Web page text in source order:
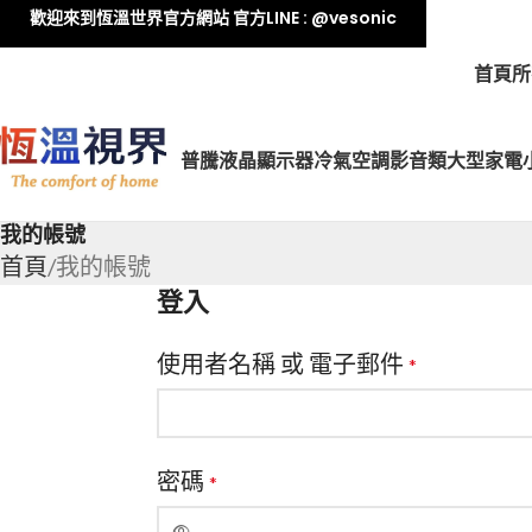
首頁
普騰液晶顯示器冷氣空調影音類大型家電
我的帳號
首頁 我的帳號
登入
使用者名稱 或 電子郵件 *
密碼 *
歡迎來到恆溫世界官方網站 官方LINE : @vesonic